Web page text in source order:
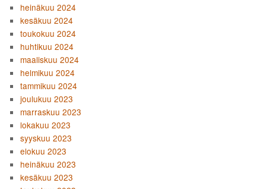
heinäkuu 2024
kesäkuu 2024
toukokuu 2024
huhtikuu 2024
maaliskuu 2024
helmikuu 2024
tammikuu 2024
joulukuu 2023
marraskuu 2023
lokakuu 2023
syyskuu 2023
elokuu 2023
heinäkuu 2023
kesäkuu 2023